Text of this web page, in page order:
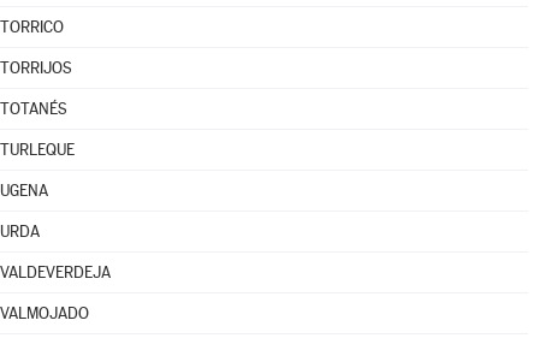
TORRICO
TORRIJOS
TOTANÉS
TURLEQUE
UGENA
URDA
VALDEVERDEJA
VALMOJADO